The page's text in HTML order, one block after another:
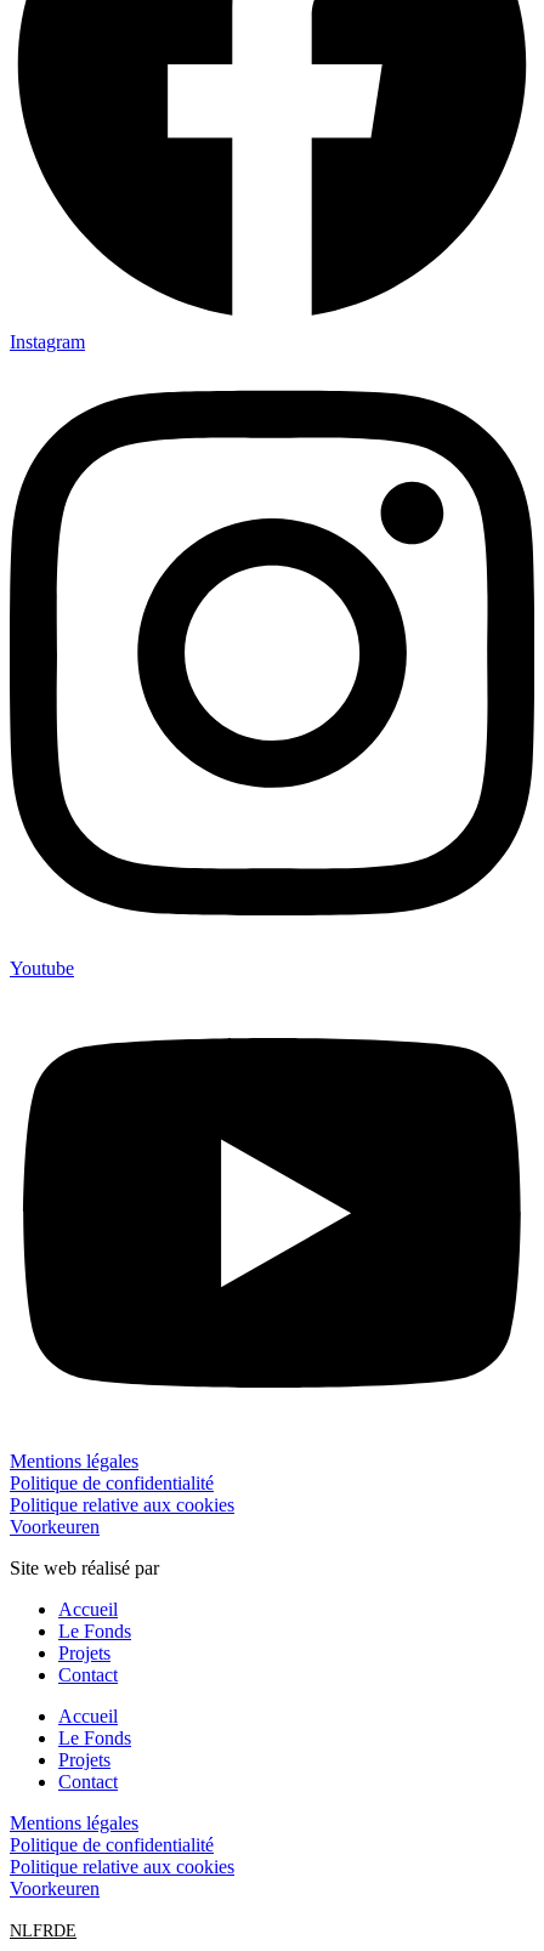
Instagram
Youtube
Mentions légales
Politique de confidentialité
Politique relative aux cookies
Voorkeuren
Site web réalisé par
Accueil
Le Fonds
Projets
Contact
Accueil
Le Fonds
Projets
Contact
Mentions légales
Politique de confidentialité
Politique relative aux cookies
Voorkeuren
NLFRDE